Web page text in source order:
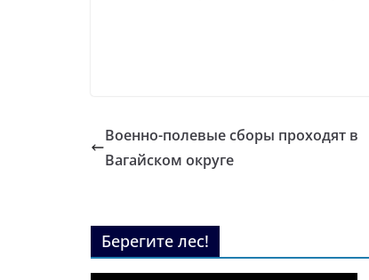
Военно-полевые сборы проходят в
Вагайском округе
Берегите лес!